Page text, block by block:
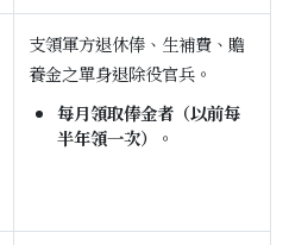
支領軍方退休俸、生補費、贍
養金之單身退除役官兵。
每月領取俸金者（以前每
半年領一次）。